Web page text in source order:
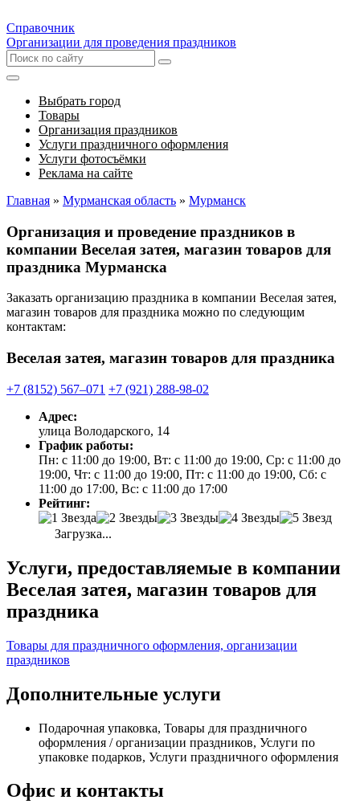
Справочник
Организации для проведения праздников
Выбрать город
Товары
Организация праздников
Услуги праздничного оформления
Услуги фотосъёмки
Реклама на сайте
Главная » Мурманская область » Мурманск
Организация и проведение праздников в
компании Веселая затея, магазин товаров для
праздника Мурманска
Заказать организацию праздника в компании Веселая затея,
магазин товаров для праздника можно по следующим
контактам:
Веселая затея, магазин товаров для праздника
+7 (8152) 567‒071 +7 (921) 288-98-02
Адрес:
улица Володарского, 14
График работы:
Пн: с 11:00 до 19:00, Вт: с 11:00 до 19:00, Ср: с 11:00 до
19:00, Чт: с 11:00 до 19:00, Пт: с 11:00 до 19:00, Сб: с
11:00 до 17:00, Вс: с 11:00 до 17:00
Рейтинг:
Загрузка...
Услуги, предоставляемые в компании
Веселая затея, магазин товаров для
праздника
Товары для праздничного оформления, организации
праздников
Дополнительные услуги
Подарочная упаковка, Товары для праздничного
оформления / организации праздников, Услуги по
упаковке подарков, Услуги праздничного оформления
Офис и контакты